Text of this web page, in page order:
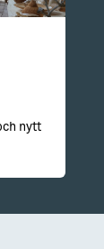
nytt